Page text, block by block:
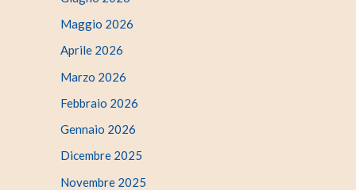
Maggio 2026
Aprile 2026
Marzo 2026
Febbraio 2026
Gennaio 2026
Dicembre 2025
Novembre 2025